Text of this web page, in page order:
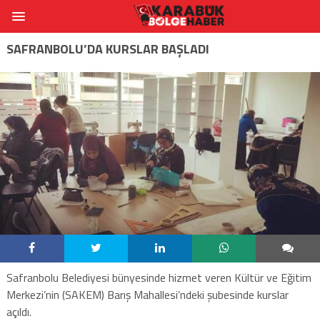
SAFRANBOLU’DA KURSLAR BAŞLADI
Safranbolu Belediyesi bünyesinde hizmet veren Kültür ve Eğitim
Merkezi’nin (SAKEM) Barış Mahallesi’ndeki şubesinde kurslar
açıldı.